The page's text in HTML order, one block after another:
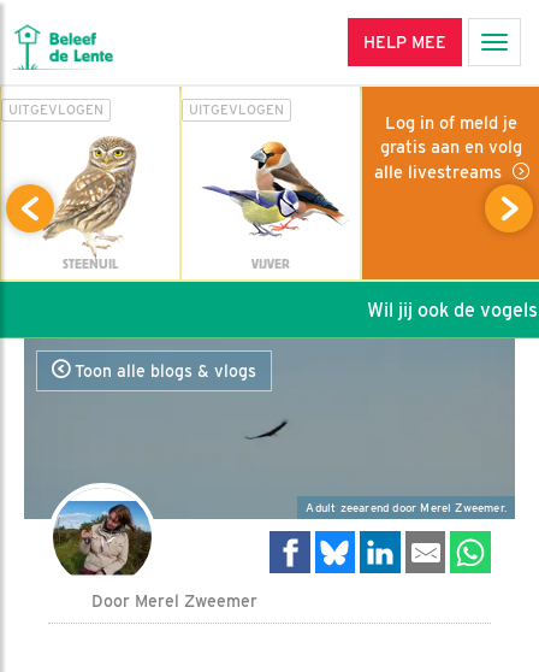
HELP MEE
UITGEVLOGEN
STEENUIL
UITGEVLOGEN
VIJVER
Log in of meld je
gratis aan en volg
alle livestreams
Wil jij ook de vogels
Toon alle blogs & vlogs
Adult zeearend door Merel Zweemer.
Door Merel Zweemer